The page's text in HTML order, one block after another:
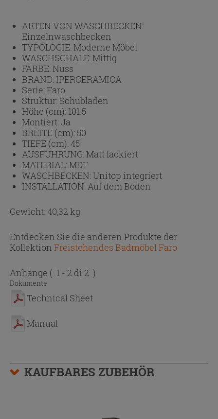
ARTEN VON WASCHBECKEN:
Einzelnwaschbecken
TYPOLOGIE:Moderne Möbel
WASCHSCHALE:Mittig
FARBE:Nuss
BRAND: IPERCERAMICA
Serie:Faro
Struktur: Schubladen
Höhe (cm): 101.5
Montiert:Ja
BREITE (cm): 50
TIEFE (cm):45
AUSFÜHRUNG:Matt lackiert
MATERIAL:MDF
WASCHBECKEN:Unitop integriert
INSTALLATION:Auf dem Boden
Gewicht: 40,32 kg
Entdecken Sie die anderen Produkte der
Kollektion Freistehendes Badmöbel Faro
Anhänge ( 1 - 2 di 2 )
Dokumente
Technical Sheet
Manual
KAUFBARES ZUBEHÖR